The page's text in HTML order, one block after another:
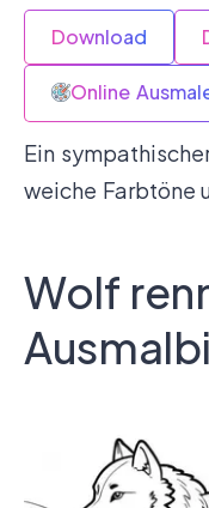
Download
Online
Ein
weiche Farbtöne
Wolf